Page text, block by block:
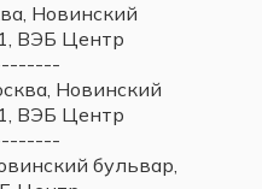
Новинский
ВЭБ Центр
Новинский
ВЭБ Центр
бульвар,